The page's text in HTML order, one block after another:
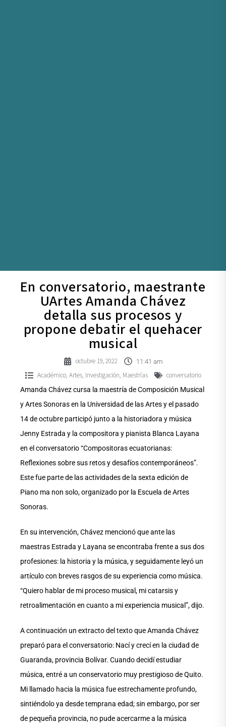
En conversatorio, maestrante
UArtes Amanda Chávez
detalla sus procesos y
propone debatir el quehacer
musical
octubre 19, 2022 11:41 am
Académico, Artes, Investigación Maestrías conversatorio
Amanda Chávez cursa la maestría de Composición Musical
y Artes Sonoras en la Universidad de las Artes y el pasado
14 de octubre participó junto a la historiadora y música
Jenny Estrada y la compositora y pianista Blanca Layana
en el conversatorio “Compositoras ecuatorianas:
Reflexiones sobre sus retos y desafíos contemporáneos”.
Este fue parte de las actividades de la sexta edición de
Piano ma non solo, organizado por la Escuela de Artes
Sonoras.
En su intervención, Chávez mencionó que ante las
maestras Estrada y Layana se encontraba frente a sus dos
profesiones: la historia y la música, y seguidamente leyó un
artículo con breves rasgos de su experiencia como música.
“Quiero hablar de mi proceso musical, mi catarsis y
retroalimentación en cuanto a mi experiencia musical”, dijo.
A continuación un extracto del texto que Amanda Chávez
preparó para el conversatorio: Nací y crecí en la ciudad de
Guaranda, provincia Bolívar. Cuando decidí estudiar
música, entré a un conservatorio muy prestigioso de Quito.
Mi llamado hacia la música fue estrechamente profundo,
sintiéndolo ya desde temprana edad; sin embargo, por ser
de pequeña provincia, no pude acercarme a la música